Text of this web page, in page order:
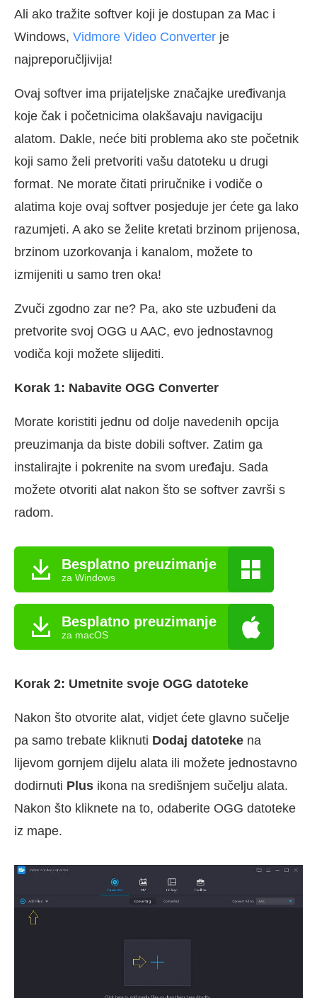
Ali ako tražite softver koji je dostupan za Mac i
Windows, Vidmore Video Converter je
najpreporučljivija!
Ovaj softver ima prijateljske značajke uređivanja
koje čak i početnicima olakšavaju navigaciju
alatom. Dakle, neće biti problema ako ste početnik
koji samo želi pretvoriti vašu datoteku u drugi
format. Ne morate čitati priručnike i vodiče o
alatima koje ovaj softver posjeduje jer ćete ga lako
razumjeti. A ako se želite kretati brzinom prijenosa,
brzinom uzorkovanja i kanalom, možete to
izmijeniti u samo tren oka!
Zvuči zgodno zar ne? Pa, ako ste uzbuđeni da
pretvorite svoj OGG u AAC, evo jednostavnog
vodiča koji možete slijediti.
Korak 1: Nabavite OGG Converter
Morate koristiti jednu od dolje navedenih opcija
preuzimanja da biste dobili softver. Zatim ga
instalirajte i pokrenite na svom uređaju. Sada
možete otvoriti alat nakon što se softver završi s
radom.
Besplatno preuzimanje
za Windows
Besplatno preuzimanje
za macOS
Korak 2: Umetnite svoje OGG datoteke
Nakon što otvorite alat, vidjet ćete glavno sučelje
pa samo trebate kliknuti Dodaj datoteke na
lijevom gornjem dijelu alata ili možete jednostavno
dodirnuti Plus ikona na središnjem sučelju alata.
Nakon što kliknete na to, odaberite OGG datoteke
iz mape.